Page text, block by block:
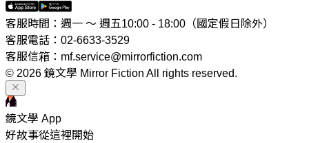
客服時間：週一 ～ 週五10:00 - 18:00（國定假日除外）
客服電話：02-6633-3529
客服信箱：mf.service@mirrorfiction.com
© 2026 鏡文學 Mirror Fiction All rights reserved.
鏡文學 App
好故事從這裡開始